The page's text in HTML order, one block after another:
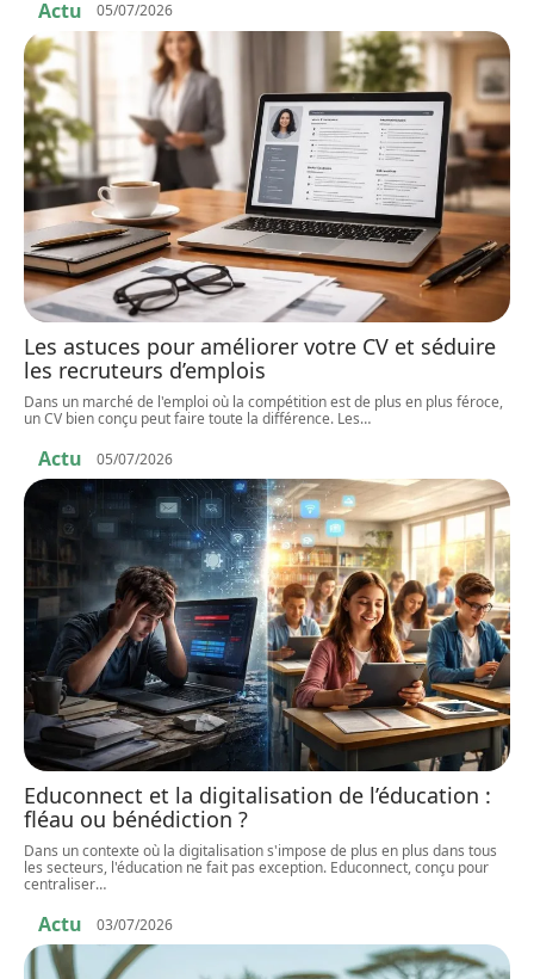
Actu 05/07/2026
Les astuces pour améliorer votre CV et séduire
les recruteurs d’emplois
Dans un marché de l'emploi où la compétition est de plus en plus féroce,
un CV bien conçu peut faire toute la différence. Les…
Actu 05/07/2026
Educonnect et la digitalisation de l’éducation :
fléau ou bénédiction ?
Dans un contexte où la digitalisation s'impose de plus en plus dans tous
les secteurs, l'éducation ne fait pas exception. Educonnect, conçu pour
centraliser…
Actu 03/07/2026